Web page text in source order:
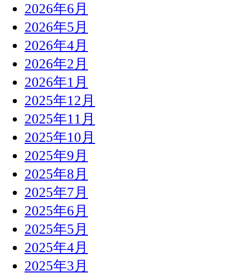
2026年6月
2026年5月
2026年4月
2026年2月
2026年1月
2025年12月
2025年11月
2025年10月
2025年9月
2025年8月
2025年7月
2025年6月
2025年5月
2025年4月
2025年3月